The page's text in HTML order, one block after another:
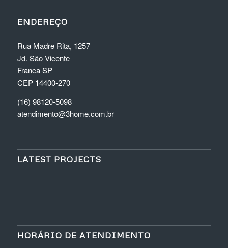
ENDEREÇO
Rua Madre Rita, 1257
Jd. São Vicente
Franca SP
CEP 14400-270
(16) 98120-5098
atendimento@3home.com.br
LATEST PROJECTS
HORÁRIO DE ATENDIMENTO